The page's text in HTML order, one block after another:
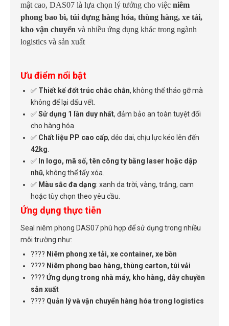
mật cao, DAS07 là lựa chọn lý tưởng cho việc niêm
phong bao bì, túi đựng hàng hóa, thùng hàng, xe tải,
kho vận chuyển và nhiều ứng dụng khác trong ngành
logistics và sản xuất
Ưu điểm nổi bật
✅ Thiết kế đốt trúc chắc chắn, không thể tháo gỡ mà
không để lại dấu vết.
✅Sử dụng 1 lần duy nhất, đảm bảo an toàn tuyệt đối
cho hàng hóa.
✅ Chất liệu PP cao cấp, dẻo dai, chịu lực kéo lên đến
42kg
✅ In logo, mã số, tên công ty bằng laser hoặc dập
nhũ, không thể tẩy xóa.
✅ Màu sắc đa dạng: xanh da trời, vàng, trắng, cam
hoặc tùy chọn theo yêu cầu.
Ứng dụng thực tiễn
Seal niêm phong DAS07 phù hợp để sử dụng trong nhiều
môi trường như:
???? Niêm phong xe tải, xe container, xe bồn
???? Niêm phong bao hàng, thùng carton, túi vải
???? Ứng dụng trong nhà máy, kho hàng, dây chuyền
sản xuất
???? Quản lý và vận chuyển hàng hóa trong logistics